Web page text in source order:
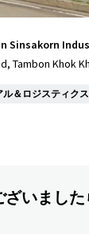
Sinsakorn
Tambon Khok
Samut Sakhon,
ル＆ロジスティクス
いまし